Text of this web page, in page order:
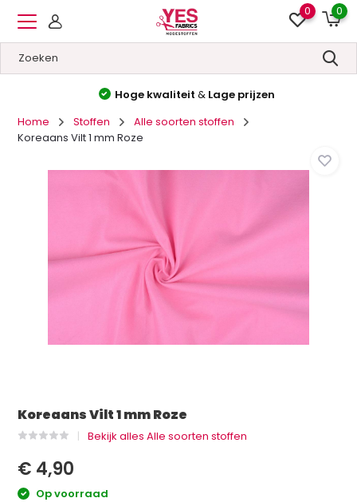
0 0
Hoge kwaliteit&Lage prijzen
Home
Stoffen
Alle soorten stoffen
Koreaans Vilt 1 mm Roze
Koreaans Vilt 1 mm Roze
Bekijk alles Alle soorten stoffen
€ 4,90
Op voorraad